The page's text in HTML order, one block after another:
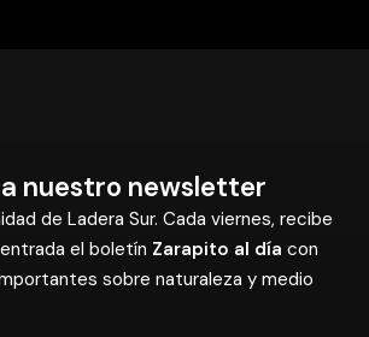
nuestro newsletter
de Ladera Sur. Cada viernes, recibe
el boletín Zarapito al día con
sobre naturaleza y medio